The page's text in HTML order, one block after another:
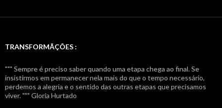
TRANSFORMÃÇÕES :
""" Sempre é preciso saber quando uma etapa chega ao final. Se
insistirmos em permanecer nela mais do que o tempo necessário,
perdemos a alegria e o sentido das outras etapas que precisamos
viver. """ Gloria Hurtado